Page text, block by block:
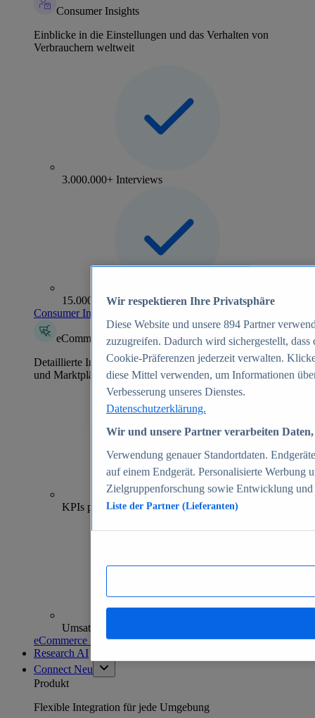
Consumer Insights
Einblicke in die Einstellungen und das Verhalten von
Verbrauchern weltweit
3.000.000+ Interviews
15.000+ Marken
Consumer Insights entdecken
eCommerce Insights
Detaillierte Informationen zu mehr als 39.000 Online-Shops
und Marktplätzen
70+
KPIs pro Shop
Umsatzanalysen und -prognosen
eCommerce Insights entdecken
Research AI
Connect Neu
Produkt
Flexible Integration für jede Umgebung
Wir respektieren Ihre Privatsphäre
Diese Website und unsere 894 Partner
zuzugreifen. Dadurch wird sichergestellt,
Cookie-Präferenzen jederzeit verwalten.
diese Mittel verwenden, um Informationen
Verbesserung unseres Dienstes.
Datenschutzerklärung.
Wir und unsere Partner verarbeiten
Verwendung genauer Standortdaten.
auf einem Endgerät. Personalisierte Werbung
Zielgruppenforschung sowie Entwicklung
Liste der Partner (Lieferanten)